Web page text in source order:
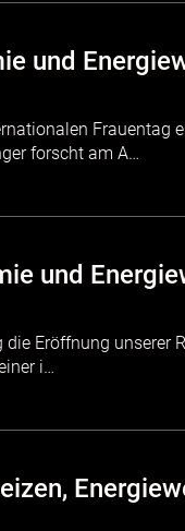
und
Frauentag
forscht am A…
und
Eröffnung unserer
i…